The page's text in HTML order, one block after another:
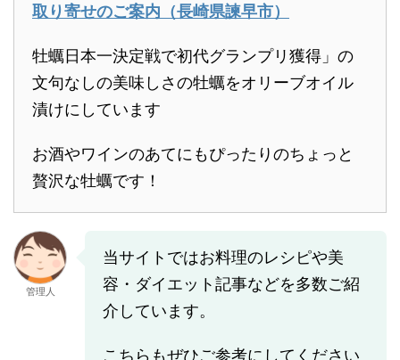
取り寄せのご案内（長崎県諫早市）
牡蠣日本一決定戦で初代グランプリ獲得」の
文句なしの美味しさの牡蠣をオリーブオイル
漬けにしています
お酒やワインのあてにもぴったりのちょっと
贅沢な牡蠣です！
管理人
当サイトではお料理のレシピや美
容・ダイエット記事などを多数ご紹
介しています。
こちらもぜひご参考にしてください